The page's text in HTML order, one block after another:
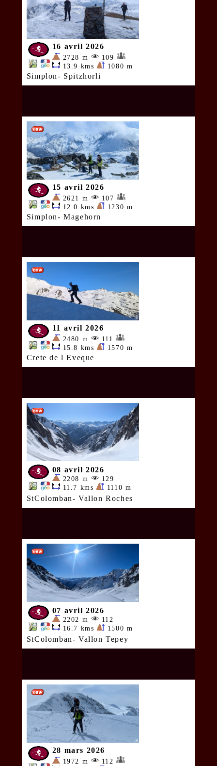
16 avril 2026
2728 m
109
13.9 kms
1080 m
Simplon- Spitzhorli
15 avril 2026
2621 m
107
12.0 kms
1230 m
Simplon- Magehorn
11 avril 2026
2480 m
111
15.8 kms
1570 m
Crete de l Eveque
08 avril 2026
2208 m
129
11.7 kms
1110 m
StColomban- Vallon Roches
07 avril 2026
2202 m
112
16.7 kms
1500 m
StColomban- Vallon Tepey
28 mars 2026
1972 m 112